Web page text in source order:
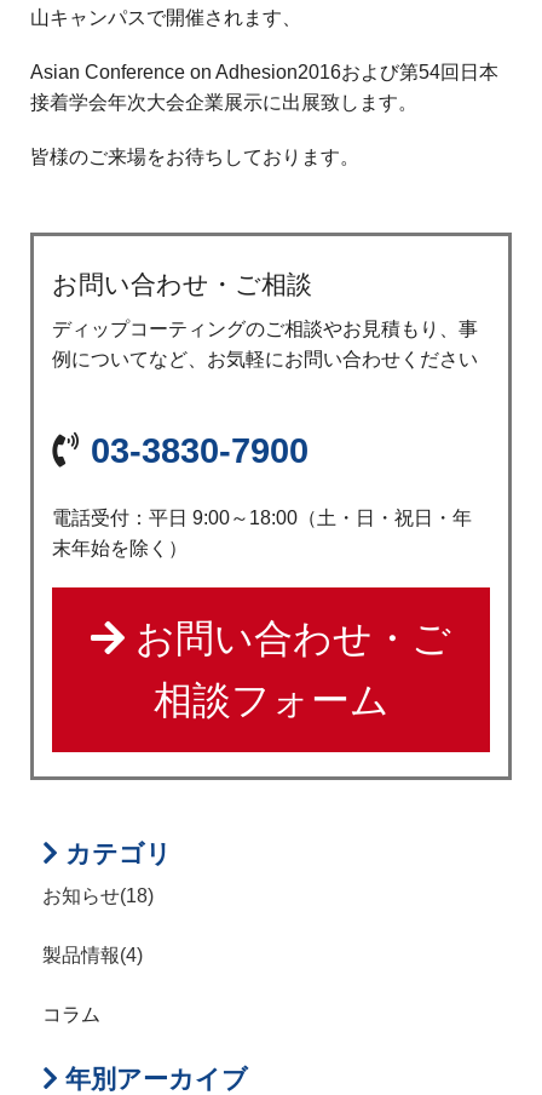
山キャンパスで開催されます、
Asian Conference on Adhesion2016および第54回日本
接着学会年次大会企業展示に出展致します。
皆様のご来場をお待ちしております。
お問い合わせ・ご相談
ディップコーティングのご相談やお見積もり、事
例についてなど、お気軽にお問い合わせください
03-3830-7900
電話受付：平日 9:00～18:00（土・日・祝日・年
末年始を除く）
お問い合わせ・ご
相談フォーム
カテゴリ
お知らせ(18)
製品情報(4)
コラム
年別アーカイブ